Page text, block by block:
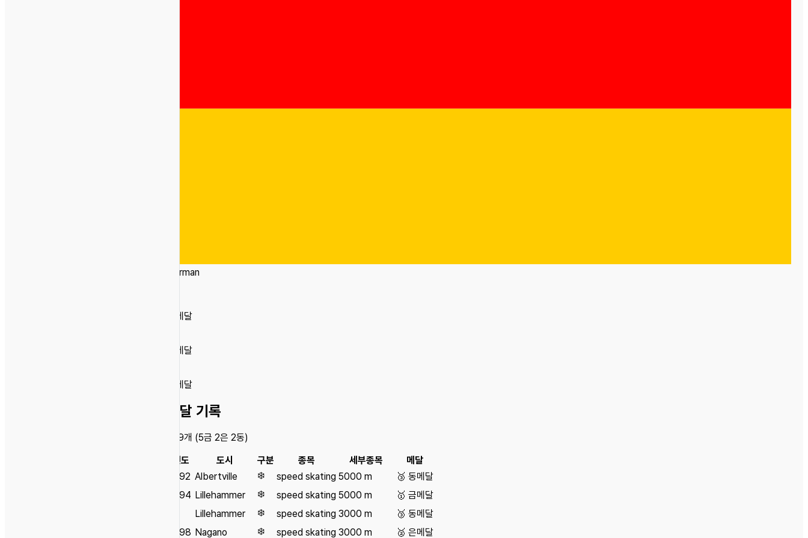
German
금메달
은메달
동메달
메달 기록
9개 (5금 2은 2동)
연도
도시 구분 종목 세부종목
메달
1992 Albertville ❄️ speed skating 5000 m 🥉 동메달
1994 Lillehammer ❄️ speed skating 5000 m 🥇 금메달
Lillehammer
❄️ speed skating 3000 m 🥉 동메달
1998 Nagano ❄️ speed skating 3000 m 🥈 은메달